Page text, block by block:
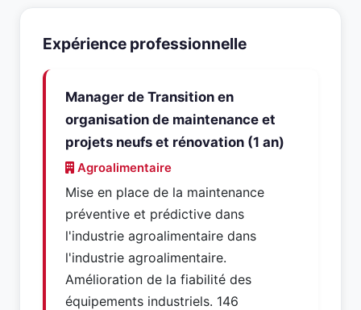
Expérience professionnelle
Manager de Transition en
organisation de maintenance et
projets neufs et rénovation (1 an)
Agroalimentaire
Mise en place de la maintenance
préventive et prédictive dans
l'industrie agroalimentaire dans
l'industrie agroalimentaire.
Amélioration de la fiabilité des
équipements industriels. 146